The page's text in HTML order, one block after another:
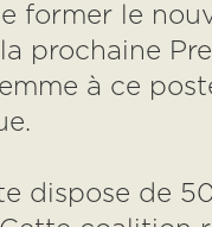
former le
prochaine
à ce
dispose de